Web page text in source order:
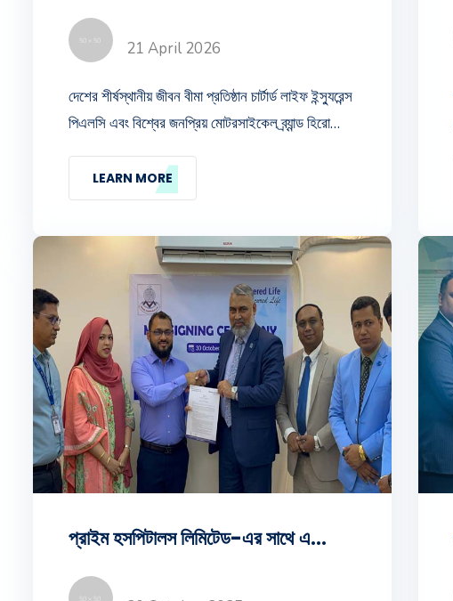
21 April 2026
দেশের শীর্ষস্থানীয় জীবন বীমা প্রতিষ্ঠান চার্টার্ড লাইফ ইন্স্যুরেন্স
পিএলসি এবং বিশ্বের জনপ্রিয় মোটরসাইকেল ব্র্যান্ড হিরো
যুগান্তকারী সমঝোতা স্মারক (MoU) স্বাক্ষরিত হয়েছে। এই
চুক্তির ফলে এখন থেকে দেশে বিক্রিত প্রতিটি হিরো
বিশেষ বীমা সুরক্ষা সুবিধা উপভোগ করবেন।
সম্প্রতি এক জমকালো অনুষ্ঠানের মাধ্যমে নিজ নিজ
প্রতিষ্ঠানের পক্ষে চুক্তিতে স্বাক্ষর করেন এইচএমসিএল নিলয়
বাংলাদেশ লিঃ-এর সিএফও এবং কোম্পানি সেক্রেটারি জনাব
বিজয় কুমার মন্ডল, এফসিএ এবং চার্টার্ড লাইফ ইন্স্যুরেন্স
পিএলসি-এর সিইও (ভারপ্রাপ্ত) জনাব মোহাম্মদ এমদাদ
উল্লাহ। চুক্তির মূল লক্ষ্য ও গুরুত্ব: এই যৌথ উদ্যোগের মূল
লক্ষ্য হলো মোটরসাইকেল রাইডারদের পথচলাকে আরও
নিরাপদ করা এবং গ্রাহকদের মোটরসাইকেল ক্রয়ের সাথে
সাথেই একটি নির্ভরযোগ্য আর্থিক সুরক্ষা নিশ্চিত করা।
বাংলাদেশের অটোমোবাইল এবং বীমা খাতের মধ্যে এই ধরনের
সমন্বয় একটি অনন্য দৃষ্টান্ত হিসেবে বিবেচিত হচ্ছে।
LEARN MORE
প্রাইম হসপিটালস লিমিটেড-এর সাথে একটি সমঝোতা চুক্তি স্বাক্ষরিত